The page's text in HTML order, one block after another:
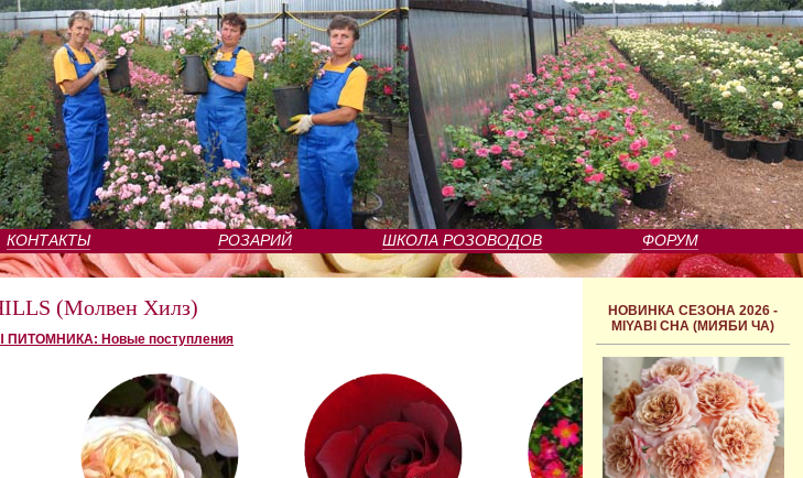
КОНТАКТЫ РОЗАРИЙ ШКОЛА РОЗОВОДОВ ФОРУМ
НОВИНКА СЕЗОНА 2026 -
MIYABI CHA (МИЯБИ ЧА)
(Молвен Хилз)
Новые поступления